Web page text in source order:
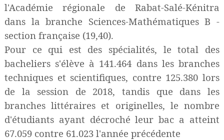
l'Académie régionale de Rabat-Salé-Kénitra
dans la branche Sciences-Mathématiques B -
section française (19,40).
Pour ce qui est des spécialités, le total des
bacheliers s'élève à 141.464 dans les branches
techniques et scientifiques, contre 125.380 lors
de la session de 2018, tandis que dans les
branches littéraires et originelles, le nombre
d'étudiants ayant décroché leur bac a atteint
67.059 contre 61.023 l'année précédente